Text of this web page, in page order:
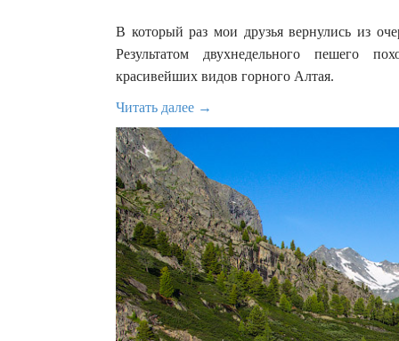
В который раз мои друзья вернулись из
Результатом двухнедельного пешего
красивейших видов горного Алтая.
Читать далее →